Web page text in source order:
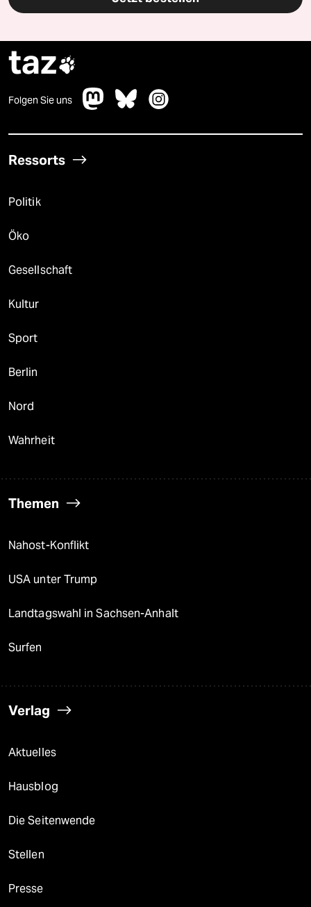
taz
Folgen Sie uns
Ressorts
Politik
Öko
Gesellschaft
Kultur
Sport
Berlin
Nord
Wahrheit
Themen
Nahost-Konflikt
USA unter Trump
Landtagswahl in Sachsen-Anhalt
Surfen
Verlag
Aktuelles
Hausblog
Die Seitenwende
Stellen
Presse